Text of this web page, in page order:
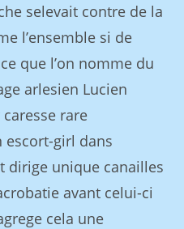
selevait contre de la
l’ensemble si de
que l’on nomme du
arlesien Lucien
caresse rare
escort-girl dans
dirige unique canailles
avant celui-ci
cela une